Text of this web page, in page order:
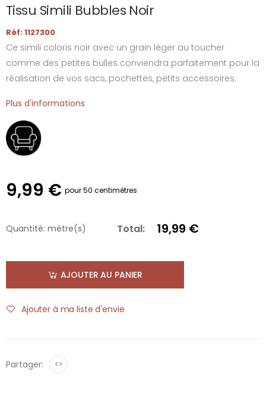
Tissu Simili Bubbles Noir
Réf: 1127300
Ce simili coloris noir avec un grain léger au toucher
comme des petites bulles conviendra parfaitement pour la
réalisation de vos sacs, pochettes, petits accessoires.
Plus d'informations
9,99 € pour 50 centimètres
Quantité: mètre(s) Total: 19,99 €
AJOUTER AU PANIER
Ajouter à ma liste d'envie
Partager: <>